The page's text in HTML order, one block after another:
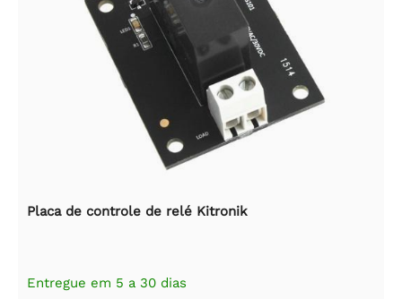
Placa de controle de relé Kitronik
Entregue em 5 a 30 dias